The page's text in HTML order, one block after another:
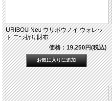
URIBOU Neu ウリボウノイ ウォレッ
ト 二つ折り財布
価格：19,250円(税込)